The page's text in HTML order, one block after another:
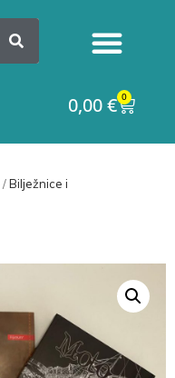
0,00€ 0
/Bilježnice i